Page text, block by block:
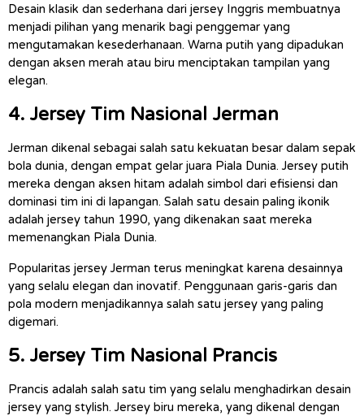
Desain klasik dan sederhana dari jersey Inggris membuatnya
menjadi pilihan yang menarik bagi penggemar yang
mengutamakan kesederhanaan. Warna putih yang dipadukan
dengan aksen merah atau biru menciptakan tampilan yang
elegan.
4. Jersey Tim Nasional Jerman
Jerman dikenal sebagai salah satu kekuatan besar dalam sepak
bola dunia, dengan empat gelar juara Piala Dunia. Jersey putih
mereka dengan aksen hitam adalah simbol dari efisiensi dan
dominasi tim ini di lapangan. Salah satu desain paling ikonik
adalah jersey tahun 1990, yang dikenakan saat mereka
memenangkan Piala Dunia.
Popularitas jersey Jerman terus meningkat karena desainnya
yang selalu elegan dan inovatif. Penggunaan garis-garis dan
pola modern menjadikannya salah satu jersey yang paling
digemari.
5. Jersey Tim Nasional Prancis
Prancis adalah salah satu tim yang selalu menghadirkan desain
jersey yang stylish. Jersey biru mereka, yang dikenal dengan